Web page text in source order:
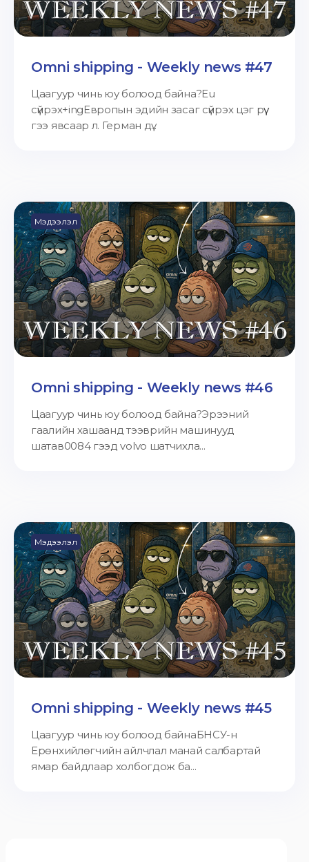
Omni shipping - Weekly news #47
Цаагуур чинь юу болоод байна?Eu
сүйрэх+ingЕвропын эдийн засаг сүйрэх цэг рүү
гээ явсаар л. Герман дү...
Мэдээлэл
Omni shipping - Weekly news #46
Цаагуур чинь юу болоод байна?Эрээний
гаалийн хашаанд тээврийн машинууд
шатав0084 гээд volvo шатчихла...
Мэдээлэл
Omni shipping - Weekly news #45
Цаагуур чинь юу болоод байнаБНСУ-н
Ерөнхийлөгчийн айлчлал манай салбартай
ямар байдлаар холбогдож ба...